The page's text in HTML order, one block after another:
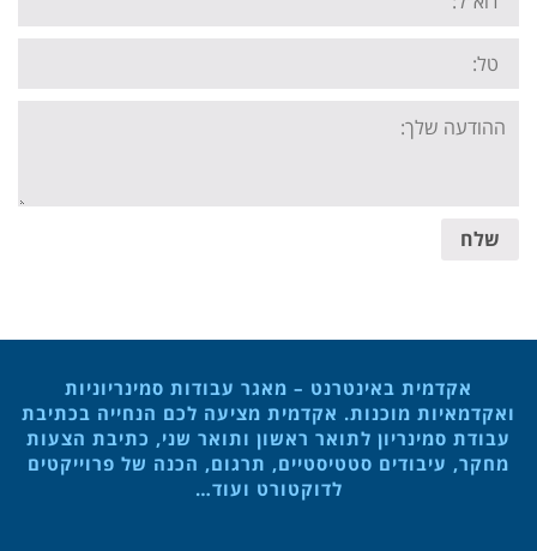
Tel:
Your
message:
שלח
אקדמית באינטרנט – מאגר עבודות סמינריוניות
ואקדמאיות מוכנות. אקדמית מציעה לכם הנחייה בכתיבת
עבודת סמינריון לתואר ראשון ותואר שני, כתיבת הצעות
מחקר, עיבודים סטטיסטיים, תרגום, הכנה של פרוייקטים
לדוקטורט ועוד…